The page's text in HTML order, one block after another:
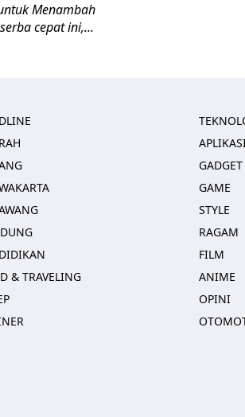
Menambah
cepat ini,...
& TRAVELING
GAME
STYLE
RAGAM
FILM
ANIME
OPINI